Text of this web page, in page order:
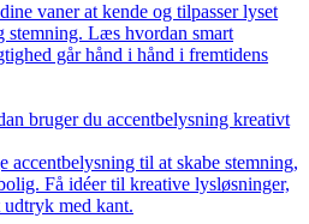
vaner at kende og tilpasser lyset
stemning. Læs hvordan smart
går hånd i hånd i fremtidens
bruger du accentbelysning kreativt
accentbelysning til at skabe stemning,
Få idéer til kreative lysløsninger,
med kant.